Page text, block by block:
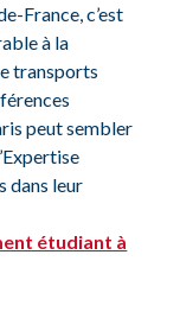
France, c’est
à la
transports
peut sembler
dans leur
étudiant à